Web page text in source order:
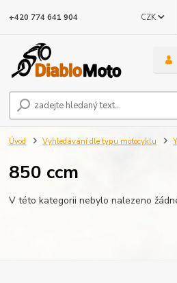
CZK
+420 774 641 904
Úvod Vyhledávání dle typu motocyklu
850 ccm
V této kategorii nebylo nalezeno